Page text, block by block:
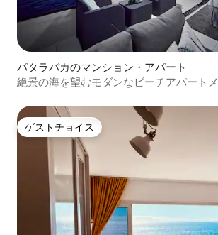
パタラバカのマンション・アパート
絶景の海を望むモダンなビーチアパートメ
ゲストチョイス
ゲストチョイス